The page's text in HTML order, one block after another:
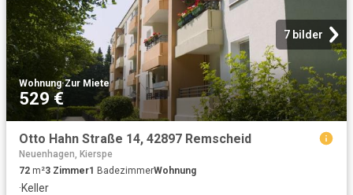
7 bilder
Wohnung·Zur Miete
529 €
Otto Hahn Straße 14, 42897 Remscheid
Neuenhagen, Kierspe
72 m²3 Zimmer1 BadezimmerWohnung
·Keller